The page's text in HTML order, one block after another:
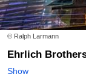
© Ralph Larmann
Ehrlich
Show